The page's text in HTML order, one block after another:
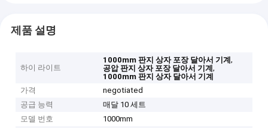
제품 설명
하이 라이트
1000mm 판지 상자 포장 달아서 기계,
공압 판지 상자 포장 달아서 기계,
1000mm 판지 상자 달아서 기계
가격
negotiated
공급 능력
매달 10 세트
모델 번호
1000mm